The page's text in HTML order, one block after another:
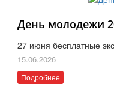
День молодежи
27 июня бесплатные
15.06.2026
Подробнее